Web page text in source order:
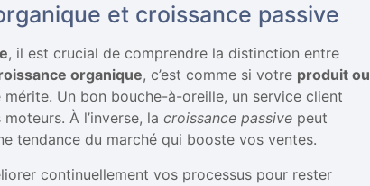
et croissance passive
, il est crucial de comprendre la distinction entre
organique, c’est comme si votre produit ou
Un bon bouche-à-oreille, un service client
À l’inverse, la croissance passive peut
tendance du marché qui booste vos ventes.
continuellement vos processus pour rester